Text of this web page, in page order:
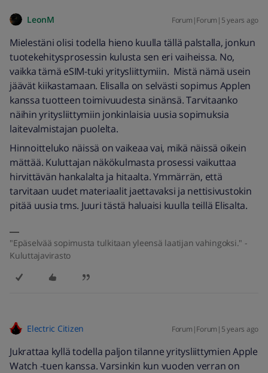
LeonM Forum|Forum|5 years ago
Mielestäni olisi todella hieno kuulla tällä palstalla, jonkun
tuotekehitysprosessin kulusta sen eri vaiheissa. No,
vaikka tämä eSIM-tuki yritysliittymiin. Mistä nämä usein
jäävät kiikastamaan. Elisalla on selvästi sopimus Applen
kanssa tuotteen toimivuudesta sinänsä. Tarvitaanko
näihin yritysliittymiin jonkinlaisia uusia sopimuksia
laitevalmistajan puolelta.
Hinnoitteluko näissä on vaikeaa vai, mikä näissä oikein
mättää. Kuluttajan näkökulmasta prosessi vaikuttaa
hirvittävän hankalalta ja hitaalta. Ymmärrän, että
tarvitaan uudet materiaalit jaettavaksi ja nettisivustokin
pitää uusia tms. Juuri tästä haluaisi kuulla teillä Elisalta.
"Epäselvää sopimusta tulkitaan yleensä laatijan vahingoksi." -
Kuluttajavirasto
Electric Citizen Forum|Forum|5 years ago
Jukrattaa kyllä todella paljon tilanne yritysliittymien Apple
Watch -tuen kanssa. Varsinkin kun vuoden verran on